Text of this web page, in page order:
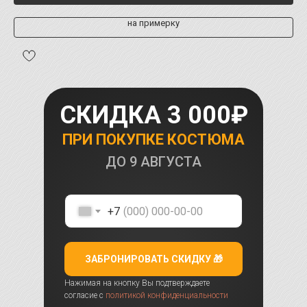
на примерку
ПРИ ПОКУПКЕ КОСТЮМА
СКИДКА 3 000₽
ДО 9 АВГУСТА
+7
ЗАБРОНИРОВАТЬ СКИДКУ 🎁
Нажимая на кнопку Вы подтверждаете
согласие с политикой конфиденциальности